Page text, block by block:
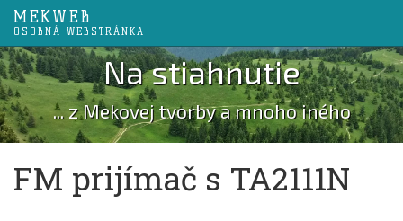
MEKWEB
OSOBNÁ WEBSTRÁNKA
Na stiahnutie
... z Mekovej tvorby a mnoho iného
FM prijímač s TA2111N